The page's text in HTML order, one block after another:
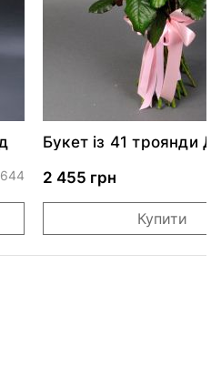
Букет із 41 троянди
2 455 грн
Купити